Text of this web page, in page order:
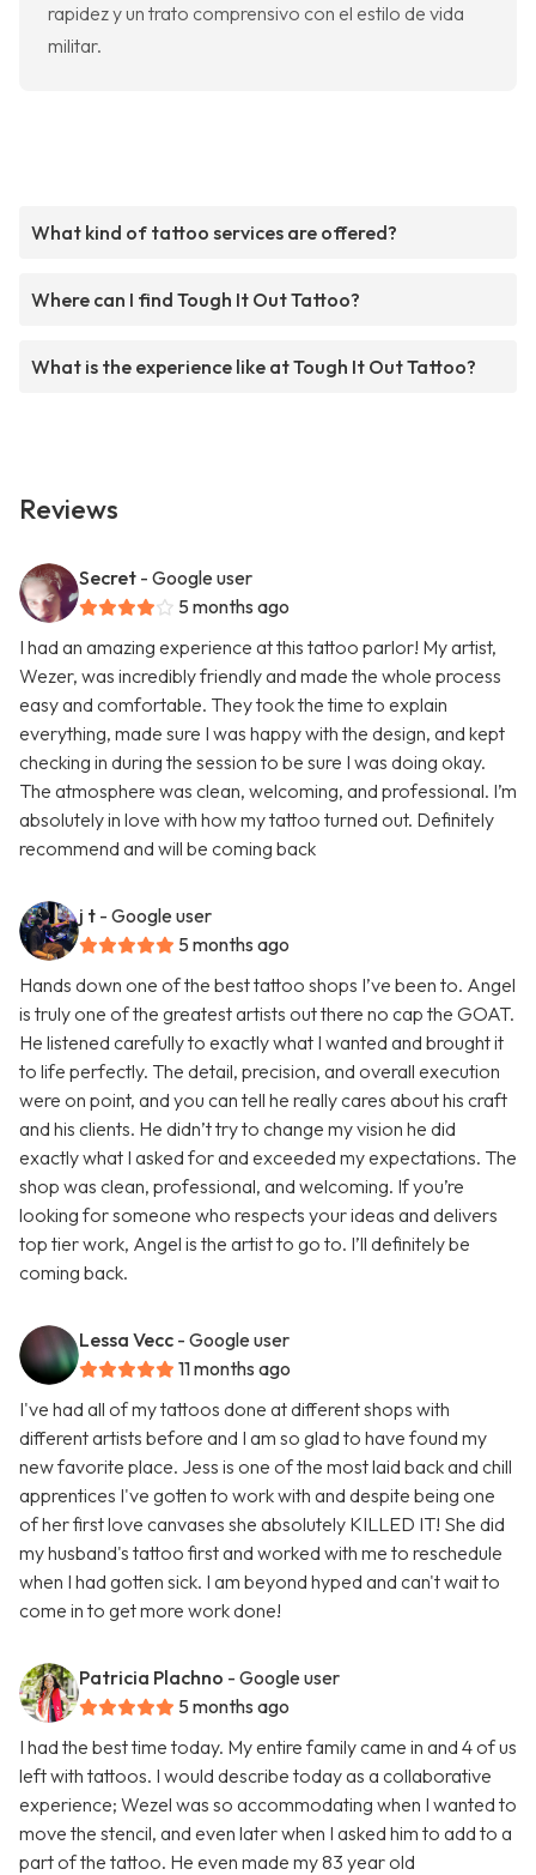
rapidez y un trato comprensivo con el estilo de vida
militar.
What kind of tattoo services are offered?
Where can I find Tough It Out Tattoo?
What is the experience like at Tough It Out Tattoo?
Reviews
Secret - Google user
5 months ago
I had an amazing experience at this tattoo parlor! My artist,
Wezer, was incredibly friendly and made the whole process
easy and comfortable. They took the time to explain
everything, made sure I was happy with the design, and kept
checking in during the session to be sure I was doing okay.
The atmosphere was clean, welcoming, and professional. I’m
absolutely in love with how my tattoo turned out. Definitely
recommend and will be coming back
j t - Google user
5 months ago
Hands down one of the best tattoo shops I’ve been to. Angel
is truly one of the greatest artists out there no cap the GOAT.
He listened carefully to exactly what I wanted and brought it
to life perfectly. The detail, precision, and overall execution
were on point, and you can tell he really cares about his craft
and his clients. He didn’t try to change my vision he did
exactly what I asked for and exceeded my expectations. The
shop was clean, professional, and welcoming. If you’re
looking for someone who respects your ideas and delivers
top tier work, Angel is the artist to go to. I’ll definitely be
coming back.
Lessa Vecc - Google user
11 months ago
I've had all of my tattoos done at different shops with
different artists before and I am so glad to have found my
new favorite place. Jess is one of the most laid back and chill
apprentices I've gotten to work with and despite being one
of her first love canvases she absolutely KILLED IT! She did
my husband's tattoo first and worked with me to reschedule
when I had gotten sick. I am beyond hyped and can't wait to
come in to get more work done!
Patricia Plachno - Google user
5 months ago
I had the best time today. My entire family came in and 4 of us
left with tattoos. I would describe today as a collaborative
experience; Wezel was so accommodating when I wanted to
move the stencil, and even later when I asked him to add to a
part of the tattoo. He even made my 83 year old